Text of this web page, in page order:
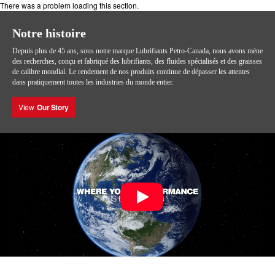
There was a problem loading this section.
Notre histoire
Depuis plus de 45 ans, sous notre marque Lubrifiants Petro-Canada, nous avons mène
des recherches, conçu et fabriqué des lubrifiants, des fluides spécialisés et des graisses
de calibre mondial. Le rendement de nos produits continue de dépasser les attentes
dans pratiquement toutes les industries du monde entier.
View Our Story